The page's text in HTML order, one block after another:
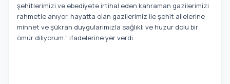
şehitlerimizi ve ebediyete irtihal eden kahraman gazilerimizi
rahmetle anıyor, hayatta olan gazilerimiz ile şehit ailelerine
minnet ve şükran duygularımızla sağlıklı ve huzur dolu bir
ömür diliyorum." ifadelerine yer verdi.